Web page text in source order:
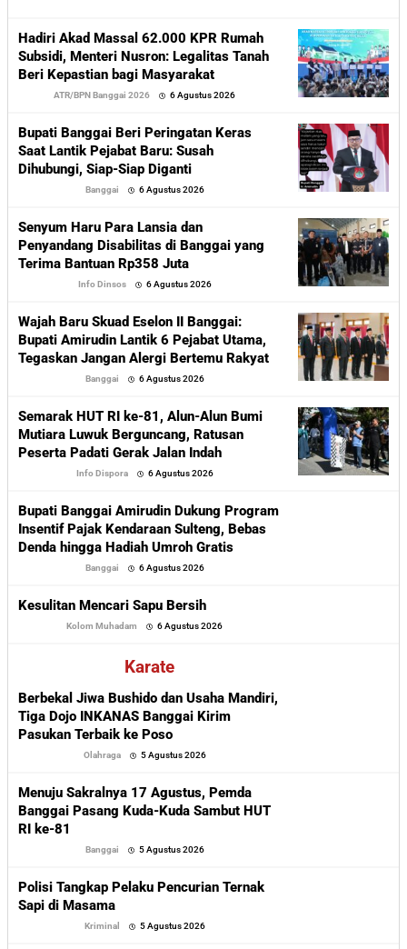
Hadiri Akad Massal 62.000 KPR Rumah
Subsidi, Menteri Nusron: Legalitas Tanah
Beri Kepastian bagi Masyarakat
ATR/BPN Banggai 2026 6 Agustus 2026
Bupati Banggai Beri Peringatan Keras
Saat Lantik Pejabat Baru: Susah
Dihubungi, Siap-Siap Diganti
Banggai 6 Agustus 2026
Senyum Haru Para Lansia dan
Penyandang Disabilitas di Banggai yang
Terima Bantuan Rp358 Juta
Info Dinsos 6 Agustus 2026
Wajah Baru Skuad Eselon II Banggai:
Bupati Amirudin Lantik 6 Pejabat Utama,
Tegaskan Jangan Alergi Bertemu Rakyat
Banggai 6 Agustus 2026
Semarak HUT RI ke-81, Alun-Alun Bumi
Mutiara Luwuk Berguncang, Ratusan
Peserta Padati Gerak Jalan Indah
Info Dispora 6 Agustus 2026
Bupati Banggai Amirudin Dukung Program
Insentif Pajak Kendaraan Sulteng, Bebas
Denda hingga Hadiah Umroh Gratis
Banggai 6 Agustus 2026
Kesulitan Mencari Sapu Bersih
Kolom Muhadam 6 Agustus 2026
Karate
Berbekal Jiwa Bushido dan Usaha Mandiri,
Tiga Dojo INKANAS Banggai Kirim
Pasukan Terbaik ke Poso
Olahraga 5 Agustus 2026
Menuju Sakralnya 17 Agustus, Pemda
Banggai Pasang Kuda-Kuda Sambut HUT
RI ke-81
Banggai 5 Agustus 2026
Polisi Tangkap Pelaku Pencurian Ternak
Sapi di Masama
Kriminal 5 Agustus 2026